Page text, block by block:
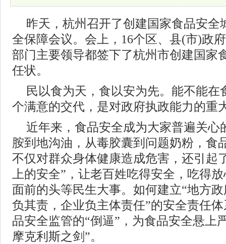
昨天，杭州召开了创建国家食品安全
全保障会议。会上，16个区、县(市)政
部门主要领导都签下了杭州市创建国家
任状。
民以食为天，食以安为先。能不能在
个满意的交代，是对政府执政能力的重
近年来，食品安全成为大家普遍关心
胺到地沟油，从毒胶囊到问题奶粉，食
不仅对群众身体健康造成危害，还引起
上的安全”，让老百姓吃得安全，吃得
面前的头等民生大事。如何建立“地方
负其责，企业负主体责任”的安全责任
品安全监管的“倒逼”，为食品安全悬上
摩克利斯之剑”。